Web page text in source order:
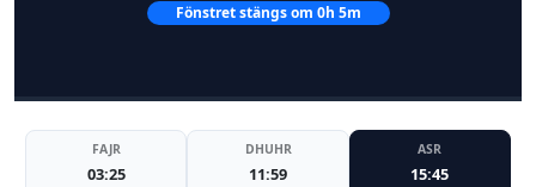
Fönstret stängs om 0h 5m
FAJR
03:25
DHUHR
11:59
ASR
15:45